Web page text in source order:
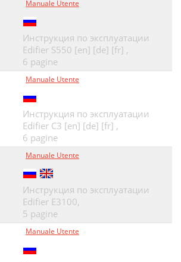
Manuale Utente
Инструкция по эксплуатации
Edifier S550 [en] [de] [fr] ,
6 pagine
Manuale Utente
Инструкция по эксплуатации
Edifier C3 [en] [de] [fr] ,
6 pagine
Manuale Utente
Инструкция по эксплуатации
Edifier E3100,
5 pagine
Manuale Utente